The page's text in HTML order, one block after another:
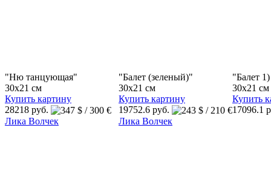
"Ню танцующая"
30x21 см
Купить картину
28218 руб.
"Балет (зеленый)"
30x21 см
Купить картину
19752.6 руб.
"Балет
30x21 см
Купить
17096.1
Лика Волчек
Лика Волчек